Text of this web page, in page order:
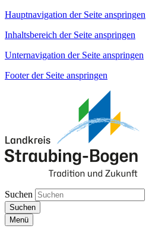
Hauptnavigation der Seite anspringen
Inhaltsbereich der Seite anspringen
Unternavigation der Seite anspringen
Footer der Seite anspringen
Suchen
Suchen
Menü